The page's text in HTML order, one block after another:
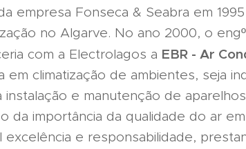
empresa Fonseca & Seabra em
no Algarve. No ano 2000, o
com a Electrolagos a EBR - Ar
em climatização de ambientes, seja
instalação e manutenção de
da importância da qualidade do ar
excelência e responsabilidade,